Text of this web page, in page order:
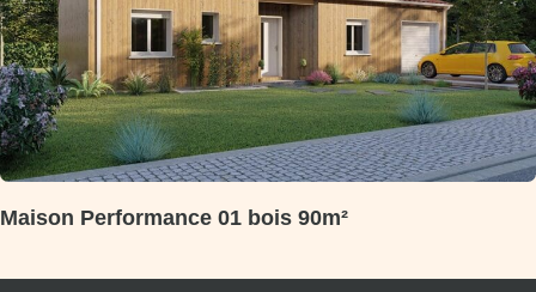
Maison Performance 01 bois 90m²